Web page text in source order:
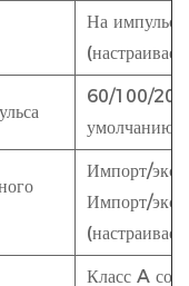
На импульс
60/100/200
умолчанию
Импорт/
Импорт/
Класс A